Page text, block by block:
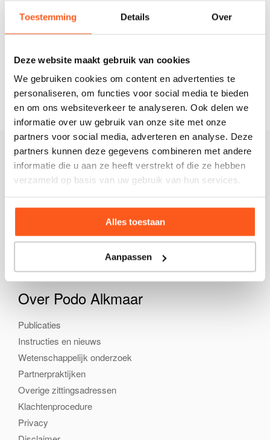
Toestemming Details Over
Deze website maakt gebruik van cookies
We gebruiken cookies om content en advertenties te
personaliseren, om functies voor social media te bieden
en om ons websiteverkeer te analyseren. Ook delen we
informatie over uw gebruik van onze site met onze
partners voor social media, adverteren en analyse. Deze
partners kunnen deze gegevens combineren met andere
informatie die u aan ze heeft verstrekt of die ze hebben
verzameld op basis van uw gebruik van hun services.
Alles toestaan
Aanpassen
De Praktijk
Klachten
Zolen & Sandalen
Tarieven en vergoedingen
Over Podo Alkmaar
Publicaties
Instructies en nieuws
Wetenschappelijk onderzoek
Partnerpraktijken
Overige zittingsadressen
Klachtenprocedure
Privacy